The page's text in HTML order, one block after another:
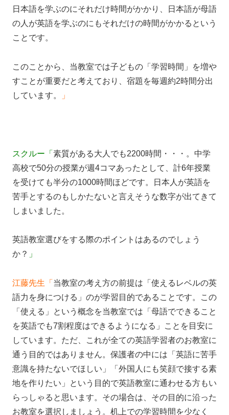
日本語を学ぶのにそれだけ時間がかかり、日本語が母語
の人が英語を学ぶのにもそれだけの時間がかかるという
ことです。
このことから、当教室では子どもの「学習時間」を増や
すことが重要だと考えており、宿題を毎週約2時間分出
しています。
」
スクルー「 素質がある大人でも2200時間・・・。中学
高校で50分の授業が週4コマあったとして、計6年授業
を受けても半分の1000時間ほどです。日本人が英語を
苦手とするのもしかたないと言えそうな数字が出てきて
しまいました。
英語教室選びをする際のポイントはあるのでしょう
か？ 」
江藤先生「 当教室の考え方の前提は「使えるレベルの英
語力を身につける」のが学習目的であることです。この
「使える」という概念を当教室では「母語でできること
を英語でも7割程度はできるようになる」ことを目安に
しています。ただ、これが全ての英語学習者のお教室に
通う目的ではありません。保護者の中には「英語に苦手
意識を持たないでほしい」「外国人にも笑顔で接する素
地を作りたい」という目的で英語教室に通わせる方もい
らっしゃると思います。その場合は、その目的に沿った
お教室を選択しましょう。机上での学習時間を少なく